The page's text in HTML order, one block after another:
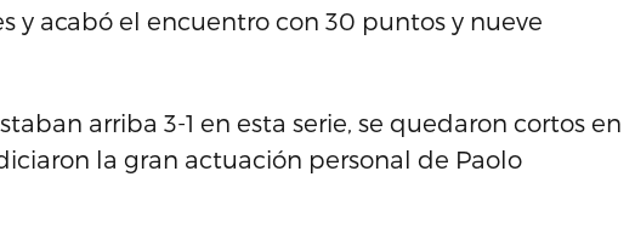
y acabó el encuentro con 30 puntos y nueve
arriba 3-1 en esta serie, se quedaron cortos en
la gran actuación personal de Paolo